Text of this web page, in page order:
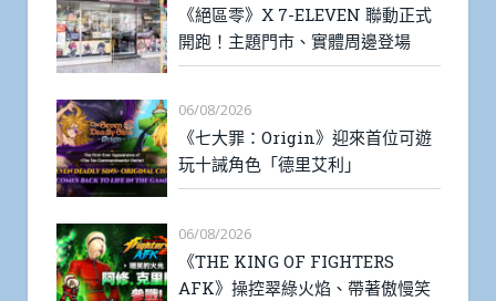
《絕區零》X 7-ELEVEN 聯動正式
開跑！主題門市、實體周邊登場
06/08/2026
《七大罪：Origin》迎來首位可遊
玩十誡角色「德里艾利」
06/08/2026
《THE KING OF FIGHTERS
AFK》操控翠綠火焰、帶著傲慢笑